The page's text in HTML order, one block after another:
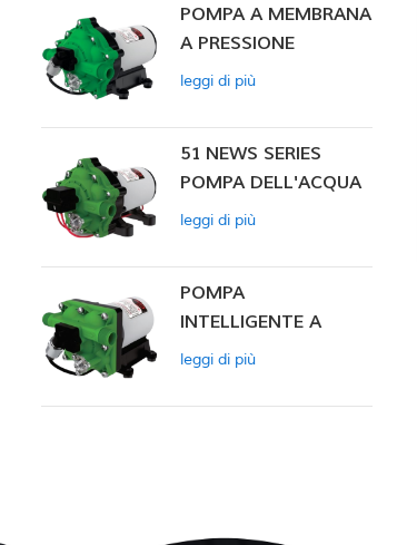
POMPA A MEMBRANA
A PRESSIONE
COSTANTE
leggi di più
51 NEWS SERIES
POMPA DELL'ACQUA
leggi di più
POMPA
INTELLIGENTE A
PRESSIONE
42
leggi di più